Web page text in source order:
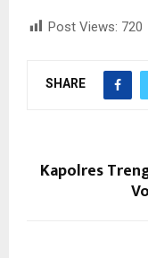
Post Views: 720
SHARE
Kapolres